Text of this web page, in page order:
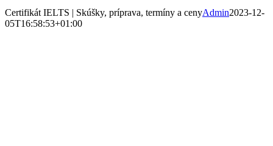
Certifikát IELTS | Skúšky, príprava, termíny a cenyAdmin2023-12-
05T16:58:53+01:00